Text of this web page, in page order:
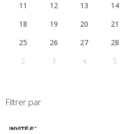
11 12 13
14
18 19 20
21
25 26 27
28
2 3 4 5
Filtrer par